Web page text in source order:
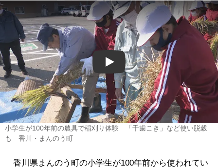
Play
小学生が100年前の農具で稲刈り体験 「千歯こき」など使い脱穀
も 香川・まんのう町
香川県まんのう町の小学生が100年前から使われてい